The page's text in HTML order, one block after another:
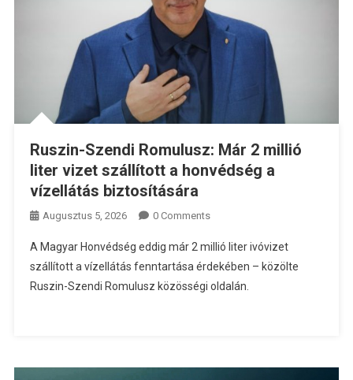
Ruszin-Szendi Romulusz: Már 2 millió
liter vizet szállított a honvédség a
vízellátás biztosítására
Augusztus 5, 2026 0 Comments
A Magyar Honvédség eddig már 2 millió liter ivóvizet
szállított a vízellátás fenntartása érdekében – közölte
Ruszin-Szendi Romulusz közösségi oldalán.